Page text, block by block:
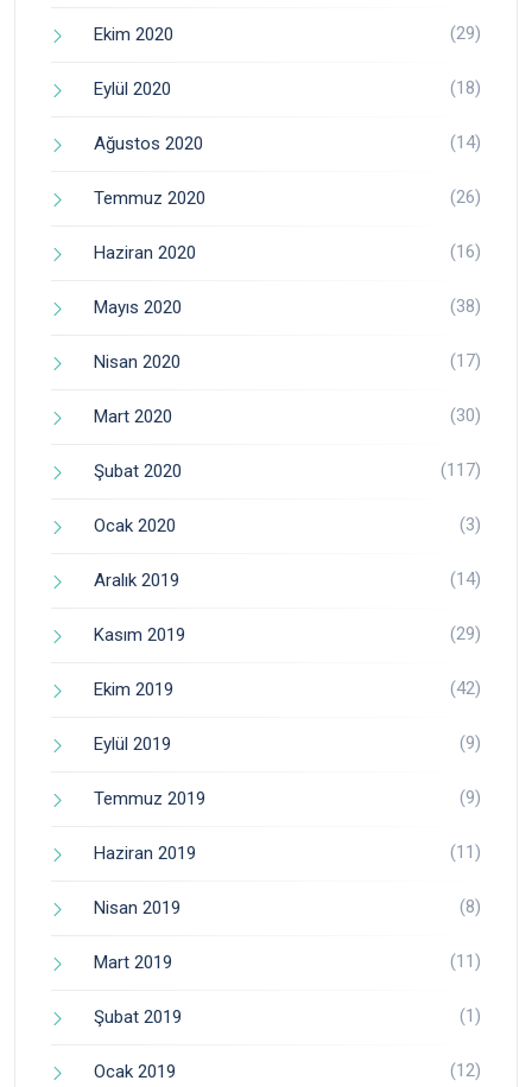
Ekim 2020 (29)
Eylül 2020 (18)
Ağustos 2020 (14)
Temmuz 2020 (26)
Haziran 2020 (16)
Mayıs 2020 (38)
Nisan 2020 (17)
Mart 2020 (30)
Şubat 2020 (117)
Ocak 2020 (3)
Aralık 2019 (14)
Kasım 2019 (29)
Ekim 2019 (42)
Eylül 2019 (9)
Temmuz 2019 (9)
Haziran 2019 (11)
Nisan 2019 (8)
Mart 2019 (11)
Şubat 2019 (1)
Ocak 2019 (12)